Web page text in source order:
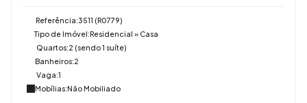
Referência:3511 (R0779)
Tipo de Imóvel:Residencial » Casa
Quartos:2 (sendo 1 suíte)
Banheiros:2
Vaga:1
Mobílias:Não Mobiliado